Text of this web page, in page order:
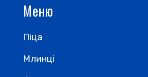
Меню
Піца
Млинці